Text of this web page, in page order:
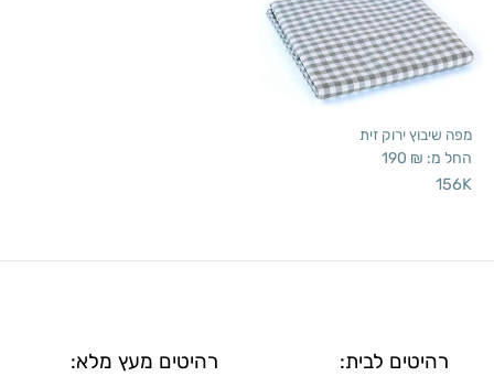
מפה שיבוץ ירוק זית
החל מ: 190 ₪
156K
רהיטים לבית: רהיטים מעץ מלא: